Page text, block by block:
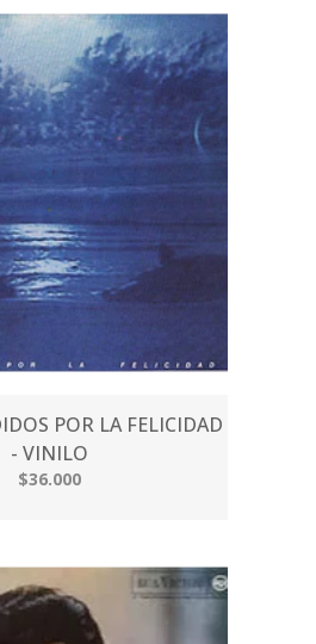
POR LA FELICIDAD
- VINILO
$36.000